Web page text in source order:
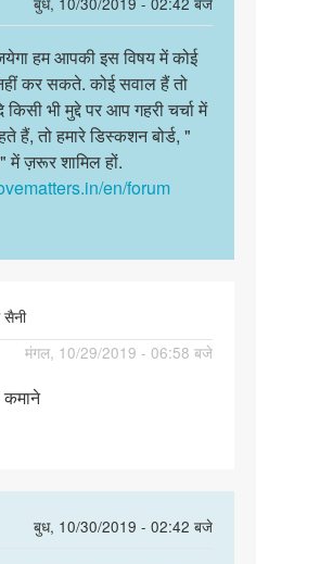
me…
by
Auntyji
हम आपकी इस विषय में कोई
कर सकते. कोई सवाल हैं तो
किसी भी मुद्दे पर आप गहरी चर्चा में
हैं, तो हमारे डिस्कशन बोर्ड, "
में ज़रूर शामिल हों.
en/forum
सैनी
मंगल, 10/29/2019 - 06:58 बजे
बुध, 10/30/2019 - 02:42 बजे